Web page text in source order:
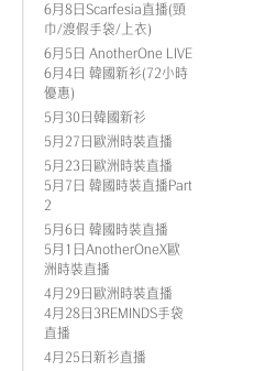
6月8日Scarfesia直播(頸
巾/渡假手袋/上衣)
6月5日 AnotherOne LIVE
6月4日 韓國新衫(72小時
優惠)
5月30日韓國新衫
5月27日歐洲時裝直播
5月23日歐洲時裝直播
5月7日 韓國時裝直播Part
2
5月6日 韓國時裝直播
5月1日AnotherOneX歐
洲時裝直播
4月29日歐洲時裝直播
4月28日3REMINDS手袋
直播
4月25日新衫直播